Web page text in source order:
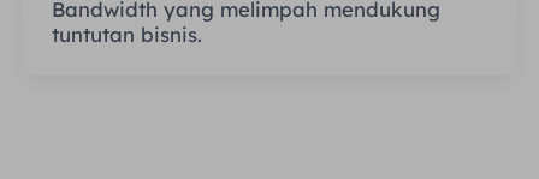
Bandwidth yang melimpah mendukung
tuntutan bisnis.